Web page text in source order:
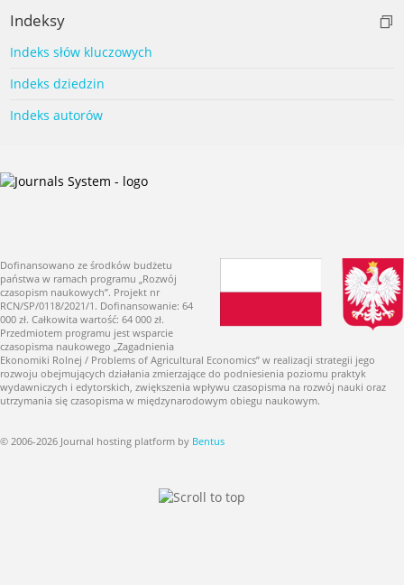
Indeksy
Indeks słów kluczowych
Indeks dziedzin
Indeks autorów
Dofinansowano ze środków budżetu
państwa w ramach programu „Rozwój
czasopism naukowych”. Projekt nr
RCN/SP/0118/2021/1. Dofinansowanie: 64
000 zł. Całkowita wartość: 64 000 zł.
Przedmiotem programu jest wsparcie
czasopisma naukowego „Zagadnienia
Ekonomiki Rolnej / Problems of Agricultural Economics” w realizacji strategii jego
rozwoju obejmujących działania zmierzające do podniesienia poziomu praktyk
wydawniczych i edytorskich, zwiększenia wpływu czasopisma na rozwój nauki oraz
utrzymania się czasopisma w międzynarodowym obiegu naukowym.
© 2006-2026 Journal hosting platform by Bentus